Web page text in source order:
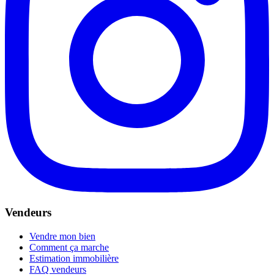
Vendeurs
Vendre mon bien
Comment ça marche
Estimation immobilière
FAQ vendeurs